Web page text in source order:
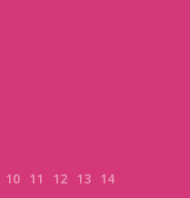
10 11 12 13 14